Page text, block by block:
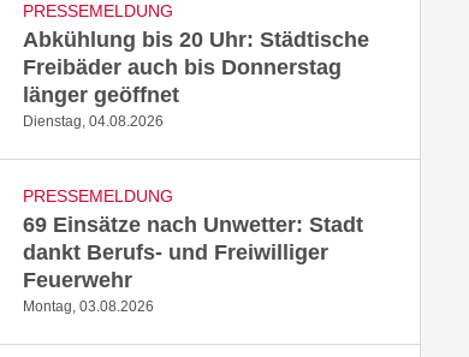
PRESSEMELDUNG
Abkühlung bis 20 Uhr: Städtische
Freibäder auch bis Donnerstag
länger geöffnet
Dienstag, 04.08.2026
PRESSEMELDUNG
69 Einsätze nach Unwetter: Stadt
dankt Berufs- und Freiwilliger
Feuerwehr
Montag, 03.08.2026